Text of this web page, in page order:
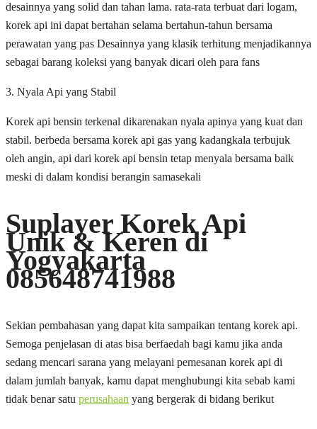
desainnya yang solid dan tahan lama. rata-rata terbuat dari logam,
korek api ini dapat bertahan selama bertahun-tahun bersama
perawatan yang pas Desainnya yang klasik terhitung menjadikannya
sebagai barang koleksi yang banyak dicari oleh para fans
3. Nyala Api yang Stabil
Korek api bensin terkenal dikarenakan nyala apinya yang kuat dan
stabil. berbeda bersama korek api gas yang kadangkala terbujuk
oleh angin, api dari korek api bensin tetap menyala bersama baik
meski di dalam kondisi berangin samasekali
Suplayer Korek Api
Unik & Keren di
Yogyakarta
085648741988
Sekian pembahasan yang dapat kita sampaikan tentang korek api.
Semoga penjelasan di atas bisa berfaedah bagi kamu jika anda
sedang mencari sarana yang melayani pemesanan korek api di
dalam jumlah banyak, kamu dapat menghubungi kita sebab kami
tidak benar satu perusahaan yang bergerak di bidang berikut